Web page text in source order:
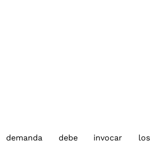
debe invocar los